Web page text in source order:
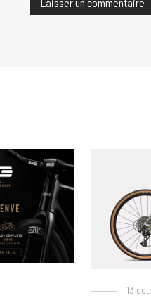
13